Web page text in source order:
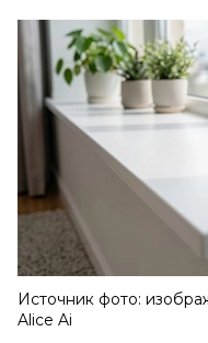
Источник фото:
Alice Ai